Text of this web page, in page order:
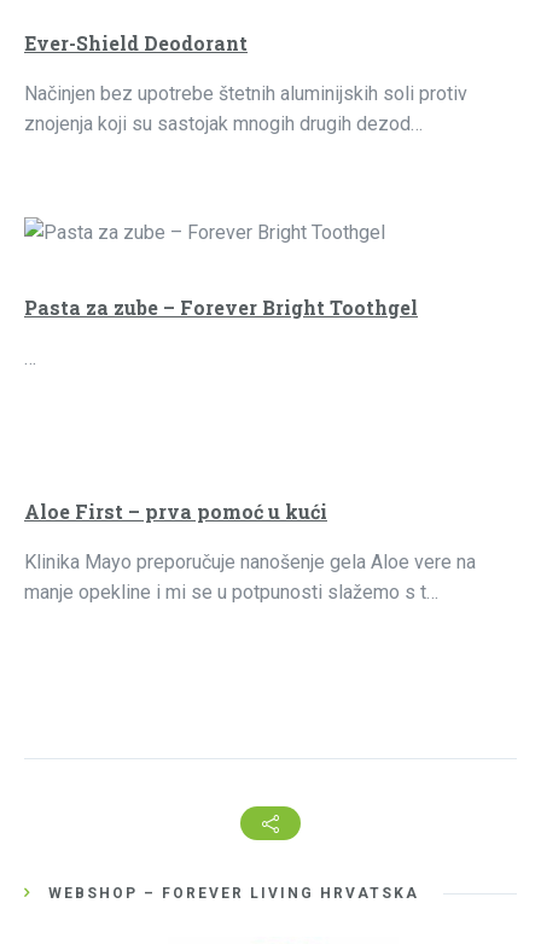
Ever-Shield Deodorant
Načinjen bez upotrebe štetnih aluminijskih soli protiv
znojenja koji su sastojak mnogih drugih dezod…
Pasta za zube – Forever Bright Toothgel
…
Aloe First – prva pomoć u kući
Klinika Mayo preporučuje nanošenje gela Aloe vere na
manje opekline i mi se u potpunosti slažemo s t…
WEBSHOP – FOREVER LIVING HRVATSKA